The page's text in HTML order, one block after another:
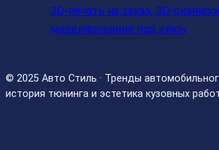
3D-печать на заказ, 3D-
моделирование под ключ
© 2025 Авто Стиль · Тренды
история тюнинга и эстетика кузовных